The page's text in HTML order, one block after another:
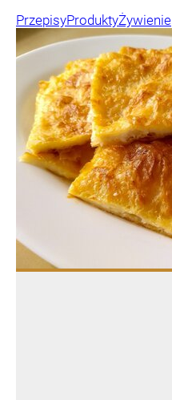
PrzepisyProduktyŻywienie